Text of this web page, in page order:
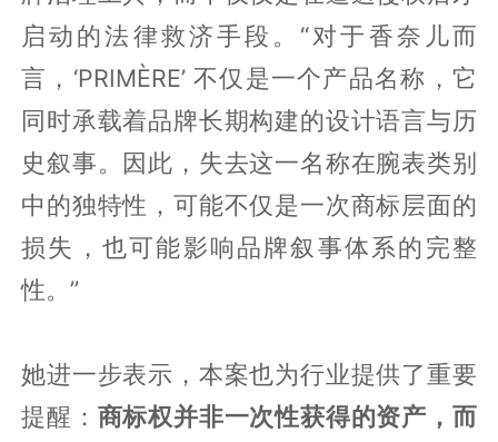
启动的法律救济手段。“对于香奈儿而
言，‘PRIMÈRE’ 不仅是一个产品名称，它
同时承载着品牌长期构建的设计语言与历
史叙事。因此，失去这一名称在腕表类别
中的独特性，可能不仅是一次商标层面的
损失，也可能影响品牌叙事体系的完整
性。”
她进一步表示，本案也为行业提供了重要
提醒： 商标权并非一次性获得的资产，而